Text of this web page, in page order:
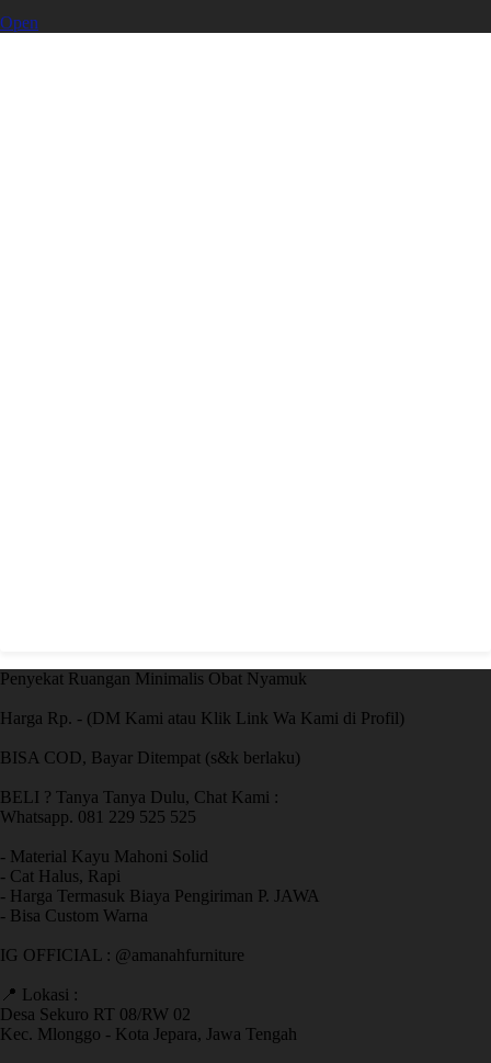
Open
Penyekat Ruangan Minimalis Obat Nyamuk
Harga Rp. - (DM Kami atau Klik Link Wa Kami di Profil)
BISA COD, Bayar Ditempat (s&k berlaku)
BELI ? Tanya Tanya Dulu, Chat Kami :
Whatsapp. 081 229 525 525
- Material Kayu Mahoni Solid
- Cat Halus, Rapi
- Harga Termasuk Biaya Pengiriman P. JAWA
- Bisa Custom Warna
IG OFFICIAL : @amanahfurniture
📍 Lokasi :
Desa Sekuro RT 08/RW 02
Kec. Mlonggo - Kota Jepara, Jawa Tengah